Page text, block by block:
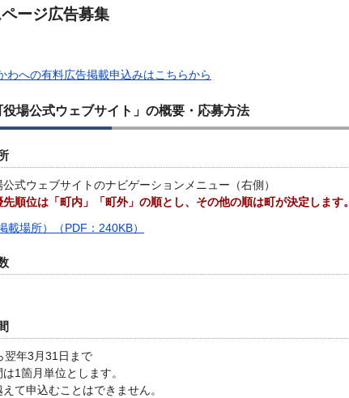
ージ広告募集
わへの有料広告掲載申込みはこちらから
役場公式ウェブサイト」の概要・応募方法
式ウェブサイトのナビゲーションメニュー（右側）
順位は「町内」「町外」の順とし、その他の順は町が決定します。
載場所）（PDF：240KB）
翌年3月31日まで
1箇月単位とします。
て申込むことはできません。